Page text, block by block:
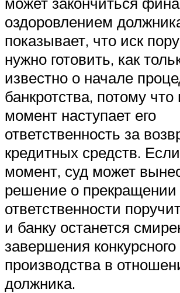
оздоровлением
показывает, что иск
нужно готовить, как
известно о начале
банкротства, потому что
момент наступает его
ответственность за
кредитных средств.
момент, суд может
решение о прекращении
ответственности
и банку останется
завершения конкурсного
производства в
должника.